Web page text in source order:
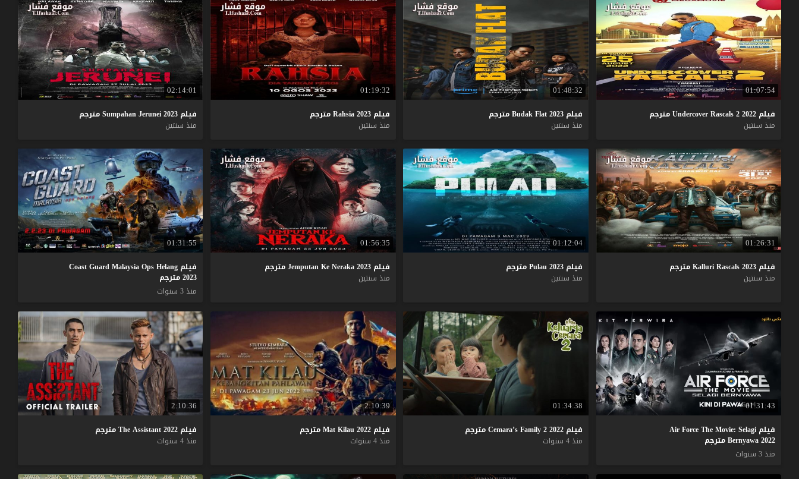
01:07:54
فيلم UndercoverRascals22022
مترجم
منذ سنتين
01:48:32
فيلم BudakFlat2023
مترجم
منذ سنتين
01:19:32
فيلم Rahsia2023
مترجم
منذ سنتين
02:14:01
فيلم Sumpahan Jerunei 2023
مترجم
منذ سنتين
01:26:31
فيلم KalluriRascals2023
مترجم
منذ سنتين
01:12:04
فيلم Pulau2023
مترجم
منذ سنتين
01:56:35
فيلم JemputanKeNeraka2023
مترجم
منذ سنتين
01:31:55
فيلم Coast Guard Malaysia Ops Helang
2023 مترجم
منذ 3 سنوات
01:31:43
فيلم Air Force The Movie: Selagi
Bernyawa 2022 مترجم
منذ 3 سنوات
01:34:38
فيلم Cemara’sFamily22022
مترجم
منذ 4 سنوات
2:10:39
فيلم MatKilau2022
مترجم
منذ 4 سنوات
2:10:36
فيلم The Assistant 2022
مترجم
منذ 4 سنوات